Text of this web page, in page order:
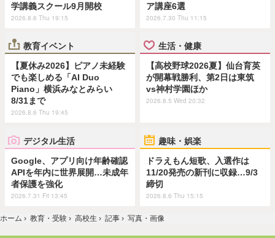
学講義スクール9月開校
2026.8.6 Thu 19:15
ア講座6選
2026.7.30 Thu 11:15
教育イベント
【夏休み2026】ピアノ未経験
でも楽しめる「AI Duo
Piano」横浜みなとみらい
8/31まで
2026.8.6 Thu 19:45
生活・健康
【高校野球2026夏】仙台育英
が開幕戦勝利、第2日は東筑
vs神村学園ほか
2026.8.5 Wed 20:32
デジタル生活
Google、アプリ向け年齢確認
APIを年内に世界展開…未成年
者保護を強化
2026.7.31 Fri 13:45
趣味・娯楽
ドラえもん短歌、入選作は
11/20発売の新刊に収録…9/3
締切
2026.8.6 Thu 15:15
ホーム › 教育・受験 › 高校生 › 記事 › 写真・画像